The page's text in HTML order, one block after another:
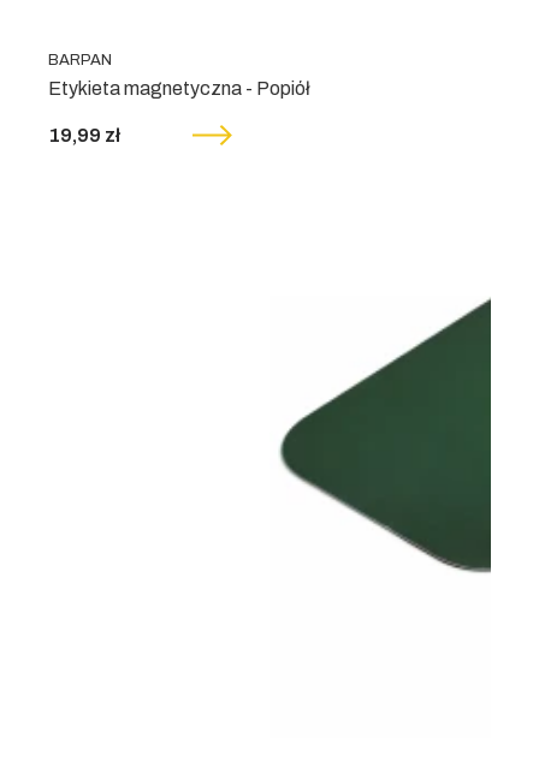
Etykieta magnetyczna - Popiół
BARPAN
19,99 zł